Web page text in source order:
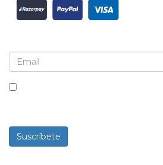
Suscríbete